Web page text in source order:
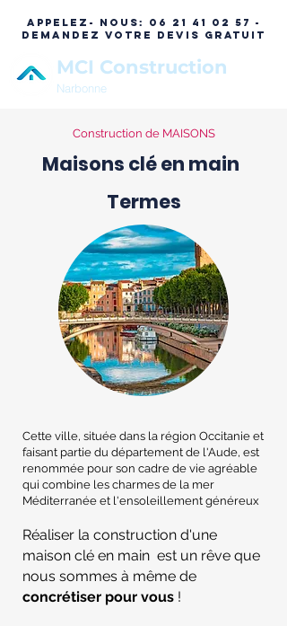
APPELEZ- NOUS:
06 21 41 02 57 -
DEMANDEZ VOTRE DEVIS GRATUIT
MCI Construction
Narbonne
Construction de MAISONS
Maisons clé en main
Termes
Cette ville, située dans la région Occitanie et
faisant partie du département de l'Aude, est
renommée pour son cadre de vie agréable
qui combine les charmes de la mer
Méditerranée et l'ensoleillement généreux
Réaliser la construction d'une
maison clé en main est un rêve que
nous sommes à même de
concrétiser pour vous !